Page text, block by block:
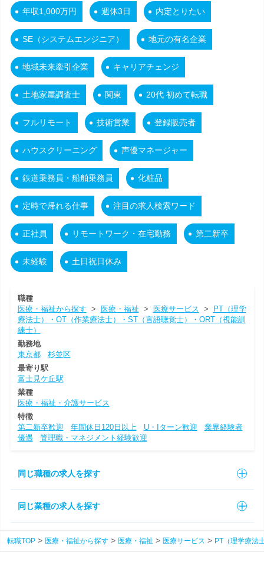
年収1,000万円 週休3日 内定とりたい
SE（システムエンジニア） 地元の有名企業
地域未来牽引企業 キャリアチェンジ
土地家屋調査士 関東 20代 初めて転職
フルリモート 技術営業 登録販売者
ハウスクリーニング 声優マネージャー
鉄道乗務員・船舶乗務員 化粧品
定時で帰れる仕事 注目の求人検索ワード
正社員 リモートワーク・在宅勤務 第二新卒
未経験 土日祝日休み
職種
医療・福祉から探す > 医療・福祉 > 医療サービス >
PT（理学
療法士）・OT（作業療法士）・ST（言語聴覚士）・ORT（視能訓
練士）
勤務地
東京都
杉並区
最寄り駅
富士見ケ丘駅
業種
医療・福祉・介護サービス
特徴
第二新卒歓迎
年間休日120日以上 U・Iターン歓迎
業界経験者
優遇
管理職・マネジメント経験歓迎
同じ職種の求人を探す
同じ業種の求人を探す
転職TOP 医療・福祉から探す 医療・福祉 医療サービス PT（理学療法